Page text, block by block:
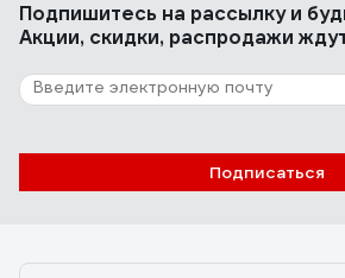
Подпишитесь на рассылкуи
Акции, скидки, распродажи
Подписаться